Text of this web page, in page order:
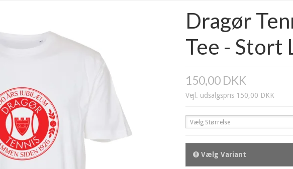
Dragør
Tee - Stort
150,00 DKK
Vejl. udsalgspris 150,00 DKK
Vælg Størrelse
Vælg Variant